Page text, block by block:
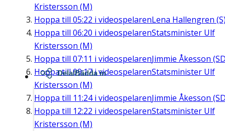
Kristersson (M)
Hoppa till 05:22 i videospelarenLena Hallengren
Hoppa till 06:20 i videospelarenStatsminister Ulf
Kristersson (M)
Hoppa till 07:11 i videospelarenJimmie Åkesson
Hoppa till09:17i videospelarenStatsminister Ulf
Kristersson (M)
Hoppa till 11:24i videospelarenJimmie Åkesson
Hoppa till 12:22 i videospelarenStatsminister Ulf
Kristersson (M)
Dela/Bädda in